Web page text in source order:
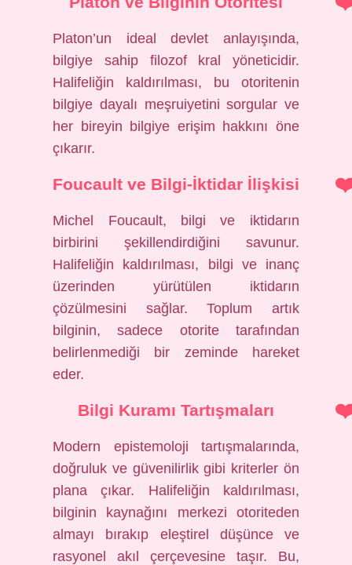
Platon’un ideal devlet anlayışında,
bilgiye sahip filozof kral yöneticidir.
Halifeliğin kaldırılması, bu otoritenin
bilgiye dayalı meşruiyetini sorgular ve
her bireyin bilgiye erişim hakkını öne
çıkarır.
Foucault ve Bilgi-İktidar İlişkisi
Michel Foucault, bilgi ve iktidarın
birbirini şekillendirdiğini savunur.
Halifeliğin kaldırılması, bilgi ve inanç
üzerinden yürütülen iktidarın
çözülmesini sağlar. Toplum artık
bilginin, sadece otorite tarafından
belirlenmediği bir zeminde hareket
eder.
Bilgi Kuramı Tartışmaları
Modern epistemoloji tartışmalarında,
doğruluk ve güvenilirlik gibi kriterler ön
plana çıkar. Halifeliğin kaldırılması,
bilginin kaynağını merkezi otoriteden
almayı bırakıp eleştirel düşünce ve
rasyonel akıl çerçevesine taşır. Bu,